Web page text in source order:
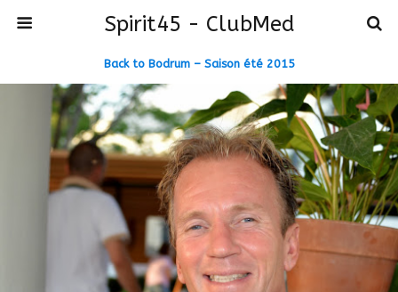
Spirit45 - ClubMed
Back to Bodrum – Saison été 2015